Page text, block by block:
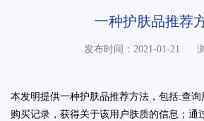
一种护肤品推荐
发布时间：2021-01-21
本发明提供一种护肤品推荐方法，包括:查询
购买记录，获得关于该用户肤质的信息；通